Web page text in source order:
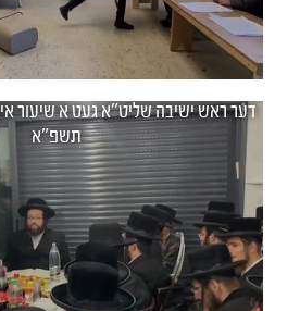
דער ראש ישיבה שליט"א געט א שיעור
תשפ"א